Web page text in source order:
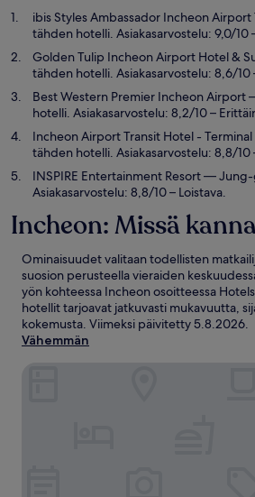
ibis Styles Ambassador Incheon Airport
tähden hotelli. Asiakasarvostelu: 9,0/10
Golden Tulip Incheon Airport Hotel &
tähden hotelli. Asiakasarvostelu: 8,6/10
Best Western Premier Incheon Airport
hotelli. Asiakasarvostelu: 8,2/10 –
Incheon Airport Transit Hotel - Terminal
tähden hotelli. Asiakasarvostelu: 8,8/10
INSPIRE Entertainment Resort— Jung-
Asiakasarvostelu: 8,8/10 – Loistava.
Incheon: Missä
Ominaisuudet valitaan todellisten
suosion perusteella vieraiden
yön kohteessa Incheon osoitteessa
hotellit tarjoavat jatkuvasti mukavuutta,
kokemusta. Viimeksi päivitetty5.8.2026.
Vähemmän